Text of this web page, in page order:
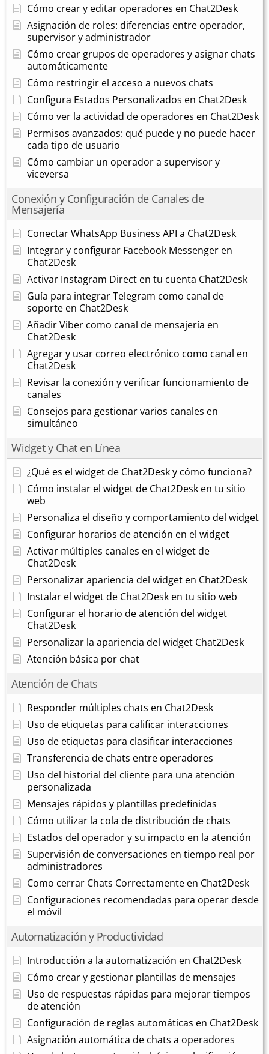
Cómo crear y editar operadores en Chat2Desk
Asignación de roles: diferencias entre operador,
supervisor y administrador
Cómo crear grupos de operadores y asignar chats
automáticamente
Cómo restringir el acceso a nuevos chats
Configura Estados Personalizados en Chat2Desk
Cómo ver la actividad de operadores en Chat2Desk
Permisos avanzados: qué puede y no puede hacer
cada tipo de usuario
Cómo cambiar un operador a supervisor y
viceversa
Conexión y Configuración de Canales de
Mensajería
Conectar WhatsApp Business API a Chat2Desk
Integrar y configurar Facebook Messenger en
Chat2Desk
Activar Instagram Direct en tu cuenta Chat2Desk
Guía para integrar Telegram como canal de
soporte en Chat2Desk
Añadir Viber como canal de mensajería en
Chat2Desk
Agregar y usar correo electrónico como canal en
Chat2Desk
Revisar la conexión y verificar funcionamiento de
canales
Consejos para gestionar varios canales en
simultáneo
Widget y Chat en Línea
¿Qué es el widget de Chat2Desk y cómo funciona?
Cómo instalar el widget de Chat2Desk en tu sitio
web
Personaliza el diseño y comportamiento del widget
Configurar horarios de atención en el widget
Activar múltiples canales en el widget de
Chat2Desk
Personalizar apariencia del widget en Chat2Desk
Instalar el widget de Chat2Desk en tu sitio web
Configurar el horario de atención del widget
Chat2Desk
Personalizar la apariencia del widget Chat2Desk
Atención básica por chat
Atención de Chats
Responder múltiples chats en Chat2Desk
Uso de etiquetas para calificar interacciones
Uso de etiquetas para clasificar interacciones
Transferencia de chats entre operadores
Uso del historial del cliente para una atención
personalizada
Mensajes rápidos y plantillas predefinidas
Cómo utilizar la cola de distribución de chats
Estados del operador y su impacto en la atención
Supervisión de conversaciones en tiempo real por
administradores
Como cerrar Chats Correctamente en Chat2Desk
Configuraciones recomendadas para operar desde
el móvil
Automatización y Productividad
Introducción a la automatización en Chat2Desk
Cómo crear y gestionar plantillas de mensajes
Uso de respuestas rápidas para mejorar tiempos
de atención
Configuración de reglas automáticas en Chat2Desk
Asignación automática de chats a operadores